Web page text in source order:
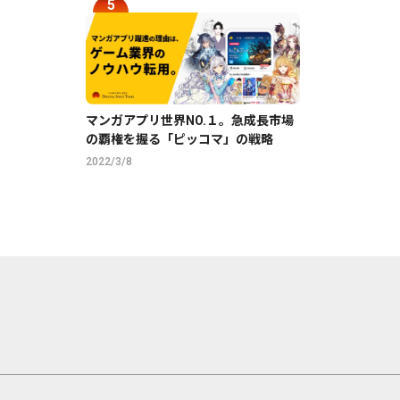
マンガアプリ世界NO.１。急成長市場
の覇権を握る「ピッコマ」の戦略
2022/3/8